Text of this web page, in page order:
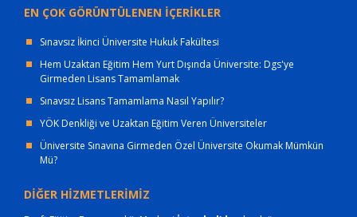
EN ÇOK GÖRÜNTÜLENEN İÇERİKLER
Sınavsız İkinci Üniversite Hukuk Fakültesi
Hem Uzaktan Eğitim Hem Yurt Dışında Üniversite: Dgs'ye
Girmeden Lisans Tamamlamak
Sınavsız Lisans Tamamlama Nasıl Yapılır?
YÖK Denkliği ve Uzaktan Eğitim Veren Üniversiteler
Üniversite Sınavına Girmeden Özel Üniversite Okumak Mümkün
Mü?
DİĞER HİZMETLERİMİZ